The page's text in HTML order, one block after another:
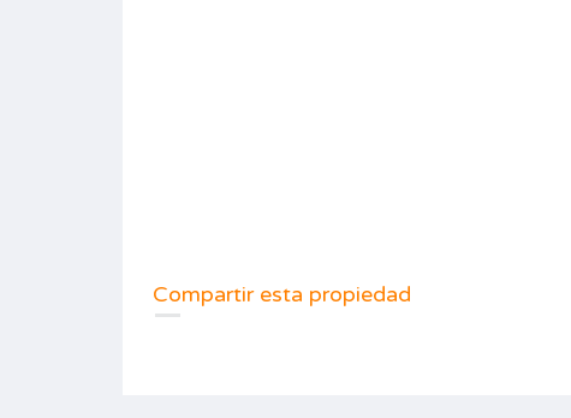
Compartir esta propiedad